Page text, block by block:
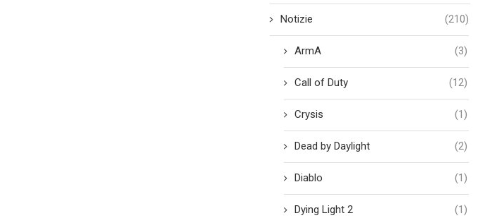
Notizie (210)
ArmA (3)
Call of Duty (12)
Crysis (1)
Dead by Daylight (2)
Diablo (1)
Dying Light 2 (1)